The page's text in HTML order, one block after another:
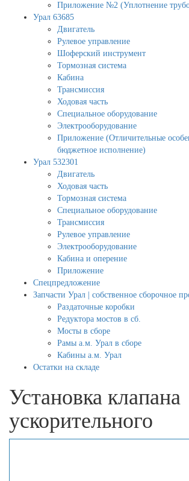
Приложение №2 (Уплотнение
Урал 63685
Двигатель
Рулевое управление
Шоферский инструмент
Тормозная система
Кабина
Трансмиссия
Ходовая часть
Специальное оборудование
Электрооборудование
Приложение (Отличительные
бюджетное исполнение)
Урал 532301
Двигатель
Ходовая часть
Тормозная система
Специальное оборудование
Трансмиссия
Рулевое управление
Электрооборудование
Кабина и оперение
Приложение
Спецпредложение
Запчасти Урал | собственное сборочное
Раздаточные коробки
Редуктора мостов в сб.
Мосты в сборе
Рамы а.м. Урал в сборе
Кабины а.м. Урал
Остатки на складе
Установка клапана
ускорительного